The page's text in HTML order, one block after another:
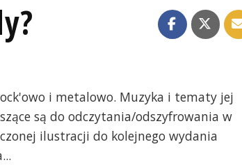
i metalowo. Muzyka i tematy jej
są do odczytania/odszyfrowania w
ilustracji do kolejnego wydania